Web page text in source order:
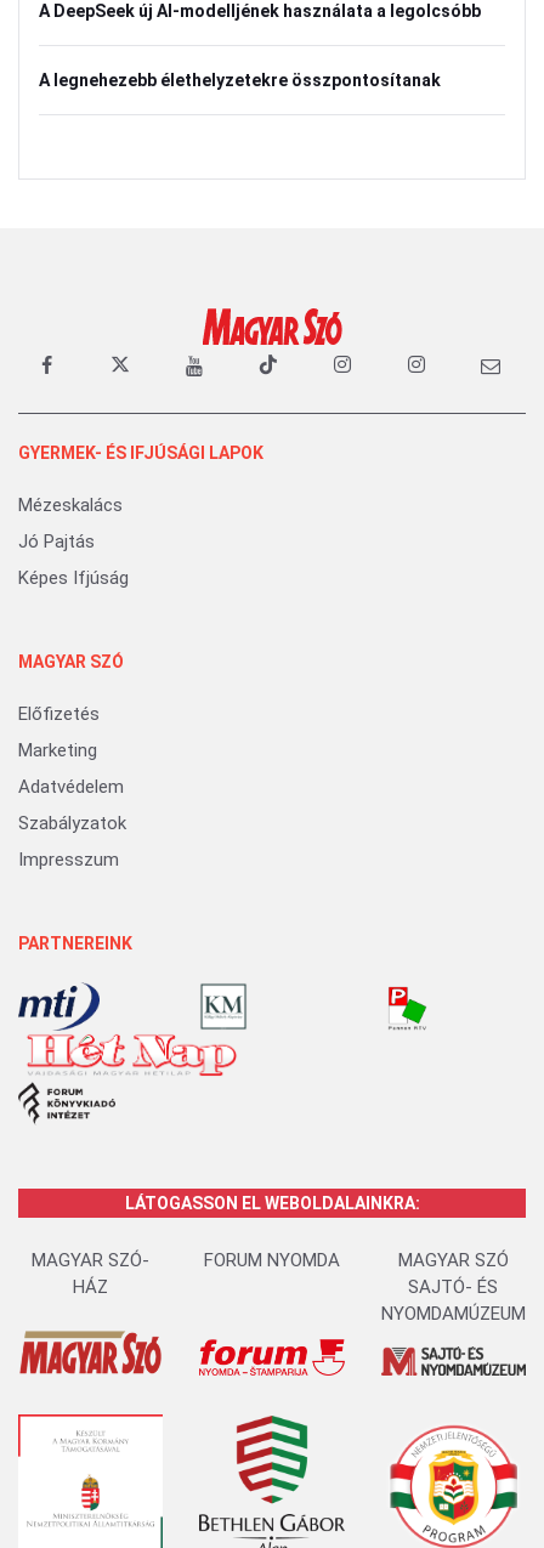
A DeepSeek új AI-modelljének használata a legolcsóbb
A legnehezebb élethelyzetekre összpontosítanak
GYERMEK- ÉS IFJÚSÁGI LAPOK
Mézeskalács
Jó Pajtás
Képes Ifjúság
MAGYAR SZÓ
Előfizetés
Marketing
Adatvédelem
Szabályzatok
Impresszum
PARTNEREINK
LÁTOGASSON EL WEBOLDALAINKRA:
MAGYAR SZÓ-
HÁZ
FORUM NYOMDA
MAGYAR SZÓ
SAJTÓ- ÉS
NYOMDAMÚZEUM